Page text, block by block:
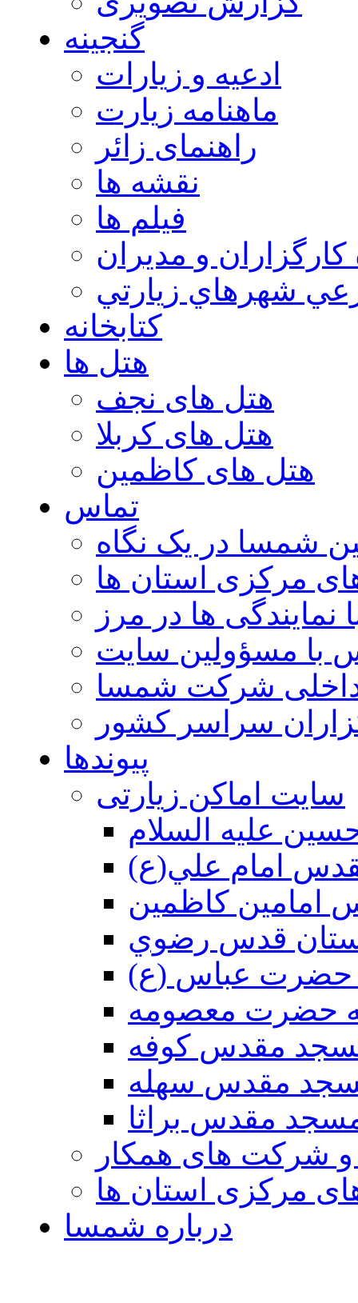
گنجینه
ادعیه و زیارات
ماهنامه زیارت
راهنمای زائر
نقشه ها
فیلم ها
كارگزاران و مديران
شهرهاي زيارتي
کتابخانه
هتل ها
هتل های نجف
هتل های کربلا
هتل های کاظمین
تماس
شمسا در یک نگاه
مرکزی استان ها
نمایندگی ها در مرز
با مسؤولین سایت
شرکت شمسا
سراسر کشور
پیوندها
سایت اماکن زیارتی
عليه السلام
امام علي(ع)
امامين كاظمين
قدس رضوي
حضرت عباس (ع)
حضرت معصومه
مقدس كوفه
مقدس سهله
مقدس براثا
و شرکت های همکار
مرکزی استان ها
درباره شمسا